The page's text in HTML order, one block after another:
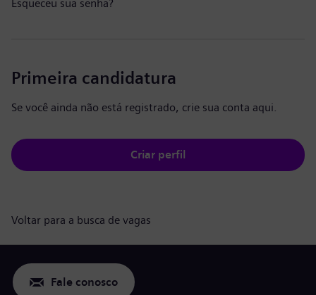
Esqueceu sua senha?
Primeira candidatura
Se você ainda não está registrado, crie sua conta aqui.
Criar perfil
Voltar para a busca de vagas
Fale conosco